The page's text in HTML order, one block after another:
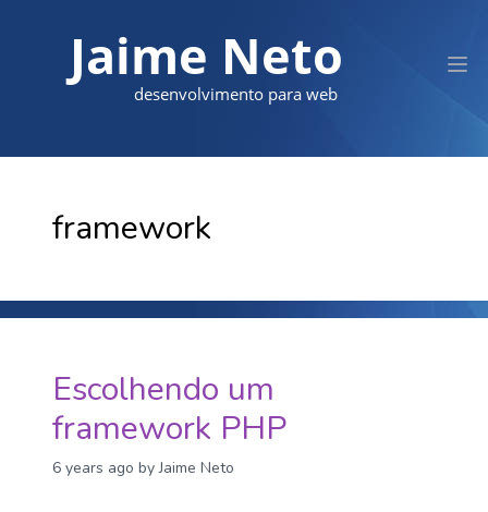
Jaime Neto
desenvolvimento para web
framework
Escolhendo um
framework PHP
6 years ago by Jaime Neto